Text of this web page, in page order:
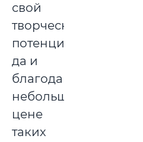
свой
творческий
потенциал,
да и
благодаря
небольшой
цене
таких